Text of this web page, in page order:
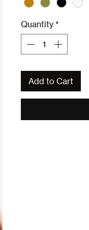
Quantity *
Add to Cart